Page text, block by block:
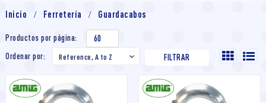
Inicio Ferretería Guardacabos
Productos por página:
60
Ordenar por:
Reference, A to Z  FILTRAR